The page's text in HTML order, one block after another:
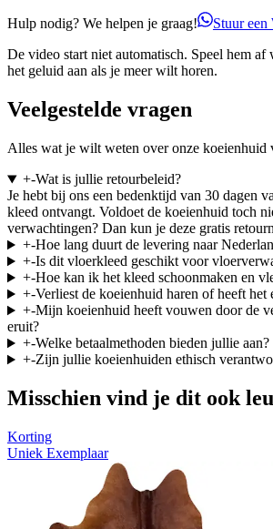
Hulp nodig? We helpen je graag!
Stuur een
De video start niet automatisch. Speel hem af
het geluid aan als je meer wilt horen.
Veelgestelde vragen
Alles wat je wilt weten over onze koeienhuid
+-Wat is jullie retourbeleid?
Je hebt bij ons een bedenktijd van 30 dagen
kleed ontvangt. Voldoet de koeienhuid toch
verwachtingen? Dan kun je deze gratis
+-Hoe lang duurt de levering naar
+-Is dit vloerkleed geschikt voor
+-Hoe kan ik het kleed schoonmaken en
+-Verliest de koeienhuid haren of heeft het
+-Mijn koeienhuid heeft vouwen door de
eruit?
+-Welke betaalmethoden bieden jullie aan?
+-Zijn jullie koeienhuiden ethisch
Misschien vind je dit ook
Korting
Uniek Exemplaar